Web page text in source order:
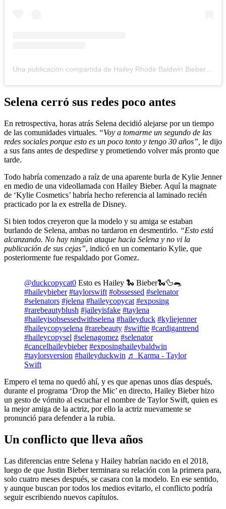
Una publicación compartida de Hailey Rhode Baldwin Bieber (@haileybieber)
Selena cerró sus redes poco antes
En retrospectiva, horas atrás Selena decidió alejarse por un tiempo
de las comunidades virtuales. “Voy a tomarme un segundo de las
redes sociales porque esto es un poco tonto y tengo 30 años”, le dijo
a sus fans antes de despedirse y prometiendo volver más pronto que
tarde.
Todo habría comenzado a raíz de una aparente burla de Kylie Jenner
en medio de una videollamada con Hailey Bieber. Aquí la magnate
de ‘Kylie Cosmetics’ habría hecho referencia al laminado recién
practicado por la ex estrella de Disney.
Si bien todos creyeron que la modelo y su amiga se estaban
burlando de Selena, ambas no tardaron en desmentirlo. “Esto está
alcanzando. No hay ningún ataque hacia Selena y no vi la
publicación de sus cejas”, indicó en un comentario Kylie, que
posteriormente fue respaldado por Gomez.
@duckcopycat0 Esto es Hailey 🐍 Bieber🐍🦆🐀
#haileybieber #taylorswift #obssessed #selenator
#selenators #jelena #haileycopycat #exposing
#rarebeautyblush #jaileyisfake #taylena
#haileyisobsessedwithselena #haileyduck #kyliejenner
#haileycopyselena #rarebeauty #swiftie #cardigantrend
#haileycopysel #selenagomez #selenator
#cancelhaileybieber #exposinghaileybaldwin
#taylorsversion #haileyduckwin ♬ Karma - Taylor
Swift
Empero el tema no quedó ahí, y es que apenas unos días después,
durante el programa ‘Drop the Mic’ en directo, Hailey Bieber hizo
un gesto de vómito al escuchar el nombre de Taylor Swift, quien es
la mejor amiga de la actriz, por ello la actriz nuevamente se
pronunció para defender a la rubia.
Un conflicto que lleva años
Las diferencias entre Selena y Hailey habrían nacido en el 2018,
luego de que Justin Bieber terminara su relación con la primera para,
solo cuatro meses después, se casara con la modelo. En ese sentido,
y aunque buscan por todos los medios evitarlo, el conflicto podría
seguir escribiendo nuevos capítulos.